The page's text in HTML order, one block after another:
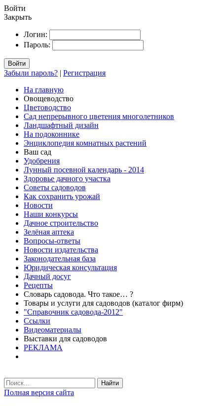
Войти
Закрыть
Логин:
Пароль:
Войти
Забыли пароль? | Регистрация
На главную
Овощеводство
Цветоводство
Сад непрерывного цветения многолетников
Ландшафтный дизайн
На подоконнике
Энциклопедия комнатных растений
Ваш сад
Удобрения
Лунный посевной календарь - 2014
Здоровье дачного участка
Советы садоводов
Как сохранить урожай
Новости
Наши конкурсы
Дачное строительство
Зелёная аптека
Вопросы-ответы
Новости издательства
Законодательная база
Юридическая консультация
Дачный досуг
Рецепты
Словарь садовода. Что такое… ?
Товары и услуги для садоводов (каталог фирм)
"Справочник садовода-2012"
Ссылки
Видеоматериалы
Выставки для садоводов
РЕКЛАМА
Найти
Полная версия сайта